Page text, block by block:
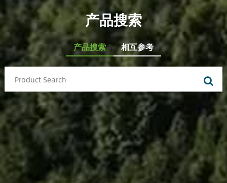
产品搜索
产品搜索 相互参考